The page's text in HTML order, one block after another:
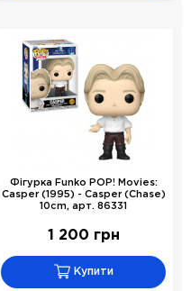
Фігурка Funko POP! Movies:
Casper (1995) - Casper (Chase)
10cm, арт. 86331
1 200 грн
Купити